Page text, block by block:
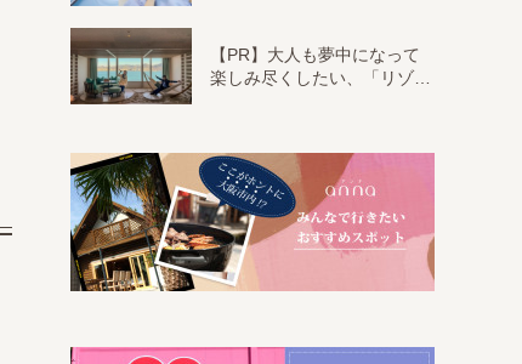
【PR】大人も夢中になって
楽しみ尽くしたい、「リゾ…